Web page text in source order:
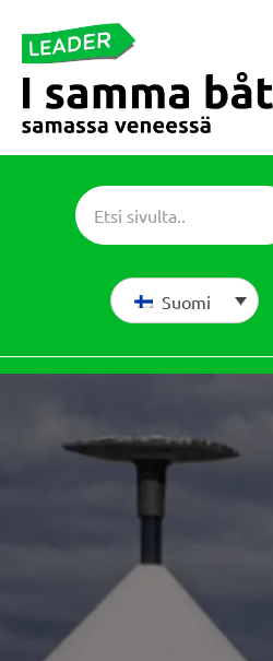
suoraan
sisältöön
Sameboat
Suomi